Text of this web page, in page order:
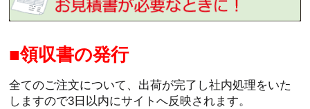
領収書の発行
全てのご注文について、出荷が完了し社内処理をいた
しますので3日以内にサイトへ反映されます。